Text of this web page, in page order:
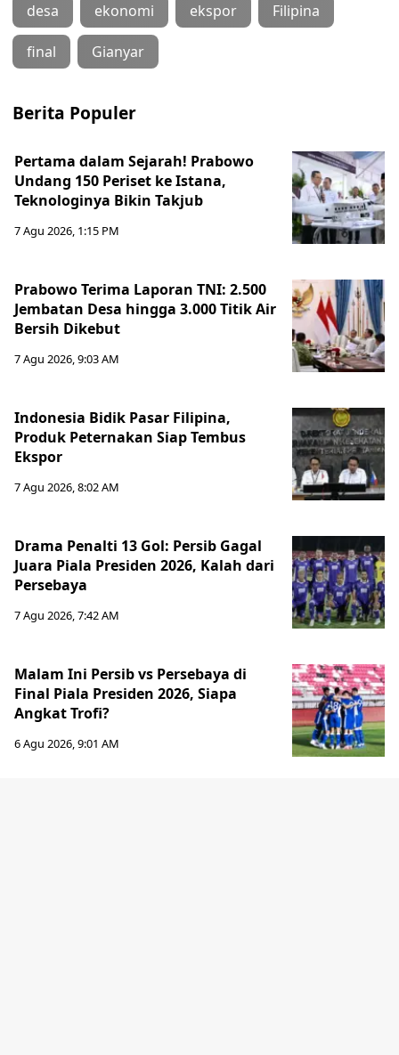
desa ekonomi ekspor Filipina
final Gianyar
Berita Populer
Pertama dalam Sejarah! Prabowo
Undang 150 Periset ke Istana,
Teknologinya Bikin Takjub
7 Agu 2026, 1:15 PM
Prabowo Terima Laporan TNI: 2.500
Jembatan Desa hingga 3.000 Titik Air
Bersih Dikebut
7 Agu 2026, 9:03 AM
Indonesia Bidik Pasar Filipina,
Produk Peternakan Siap Tembus
Ekspor
7 Agu 2026, 8:02 AM
Drama Penalti 13 Gol: Persib Gagal
Juara Piala Presiden 2026, Kalah dari
Persebaya
7 Agu 2026, 7:42 AM
Malam Ini Persib vs Persebaya di
Final Piala Presiden 2026, Siapa
Angkat Trofi?
6 Agu 2026, 9:01 AM